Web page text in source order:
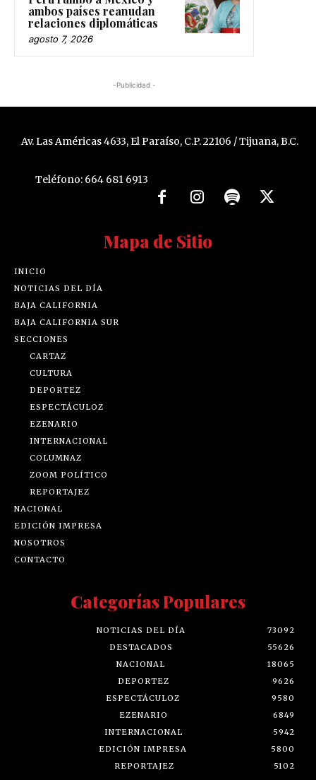
ambos países reanudan
relaciones diplomáticas
agosto 7, 2026
-Publicidad -
Av. Las Américas 4633, El Paraíso, C.P. 22106 / Tijuana, B.C.
Teléfono: 664 681 6913
Mapa de Sitio
INICIO
NOTICIAS DEL DÍA
BAJA CALIFORNIA
BAJA CALIFORNIA SUR
SECCIONES
CARTAZ
CULTURA
DEPORTEZ
ESPECTÁCULOZ
EZENARIO
INTERNACIONAL
COLUMNAZ
ZOOM POLÍTICO
REPORTAJEZ
NACIONAL
EDICIÓN IMPRESA
NOSOTROS
CONTACTO
Categorías Populares
NOTICIAS DEL DÍA
73092
DESTACADOS
55626
NACIONAL
18065
DEPORTEZ
9626
ESPECTÁCULOZ
9580
EZENARIO
6849
INTERNACIONAL
5942
EDICIÓN IMPRESA
5800
REPORTAJEZ
5102